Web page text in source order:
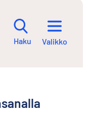
Haku Valikko